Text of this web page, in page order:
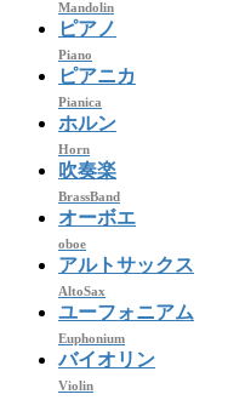
Mandolin
ピアノ
Piano
ピアニカ
Pianica
ホルン
Horn
吹奏楽
BrassBand
オーボエ
oboe
アルトサックス
AltoSax
ユーフォニアム
Euphonium
バイオリン
Violin